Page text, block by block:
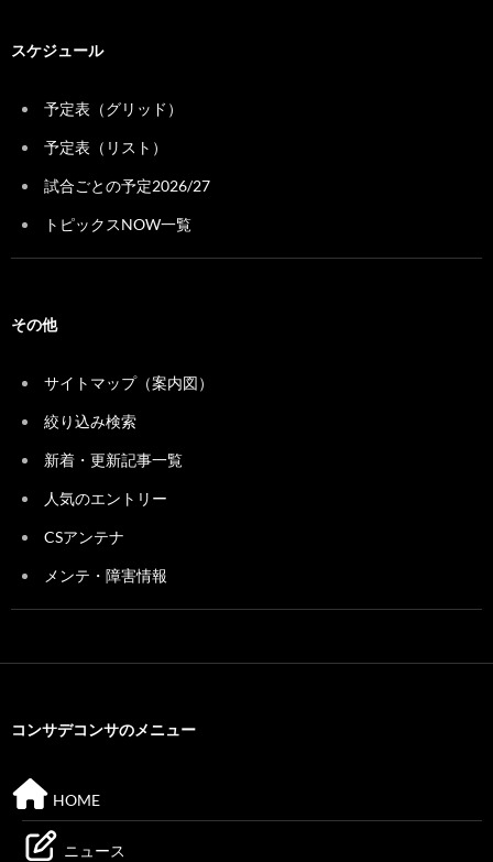
スケジュール
予定表（グリッド）
予定表（リスト）
試合ごとの予定2026/27
トピックスNOW一覧
その他
サイトマップ（案内図）
絞り込み検索
新着・更新記事一覧
人気のエントリー
CSアンテナ
メンテ・障害情報
コンサデコンサのメニュー
HOME
ニュース